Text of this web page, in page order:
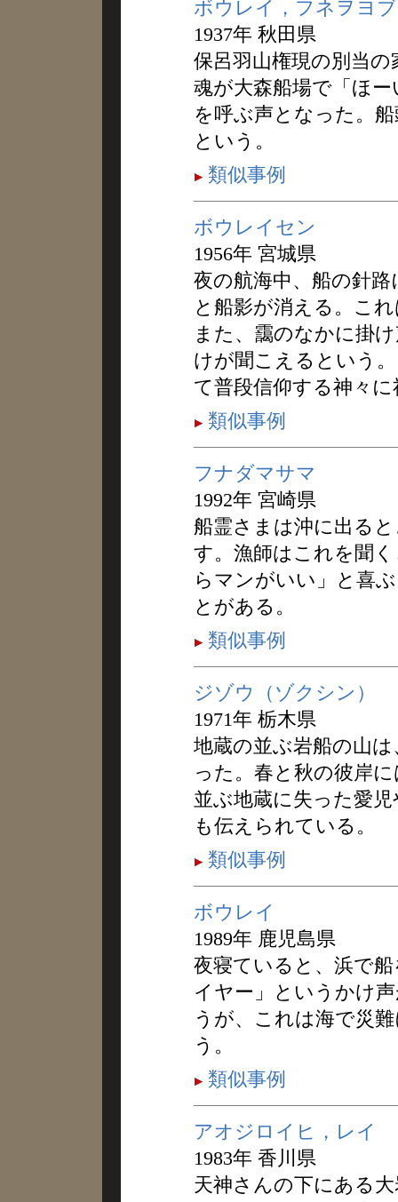
ボウレイ，フネヲヨ
1937年 秋田県
保呂羽山権現の別当
魂が大森船場で「ほ
を呼ぶ声となった。
という。
類似事例
ボウレイセン
1956年 宮城県
夜の航海中、船の針
と船影が消える。こ
また、靄のなかに掛
けが聞こえるという
て普段信仰する神々
類似事例
フナダマサマ
1992年 宮崎県
船霊さまは沖に出る
す。漁師はこれを聞
らマンがいい」と喜
とがある。
類似事例
ジゾウ（ゾクシン）
1971年 栃木県
地蔵の並ぶ岩船の山
った。春と秋の彼岸
並ぶ地蔵に失った愛
も伝えられている。
類似事例
ボウレイ
1989年 鹿児島県
夜寝ていると、浜で
イヤー」というかけ
うが、これは海で災
う。
類似事例
アオジロイヒ，レイ
1983年 香川県
天神さんの下にある